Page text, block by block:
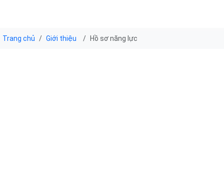
Trang chủ Giới thiệu Hồ sơ năng lực